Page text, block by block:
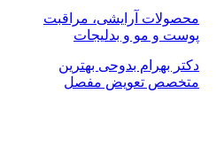
محصولات آرایشی، مراقبت
پوست و مو و بدلیجات
دکتر بهرام بدوحی بهترین
متخصص تعویض مفصل